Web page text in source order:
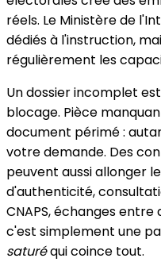
réels. Le Ministère de
dédiés à l'instruction,
régulièrement les
Un dossier incomplet
blocage. Pièce
document périmé :
votre demande. Des
peuvent aussi allonger
d'authenticité,
CNAPS, échanges
c'est simplement une
saturéqui coince tout.